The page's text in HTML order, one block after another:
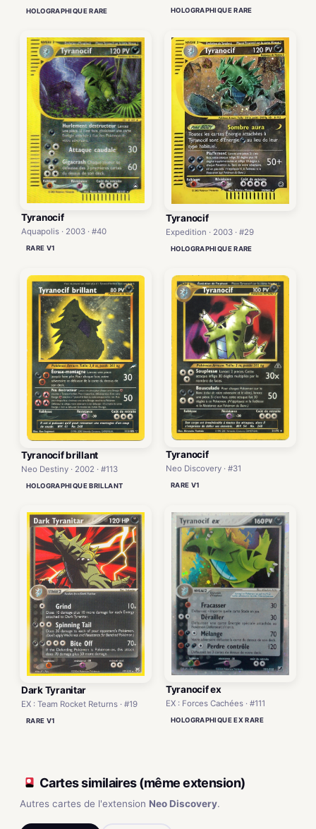
HOLOGRAPHIQUE RARE HOLOGRAPHIQUE RARE
Tyranocif
Aquapolis · 2003 · #40
RARE V1
Tyranocif
Expedition · 2003 · #29
HOLOGRAPHIQUE RARE
Tyranocif brillant
Neo Destiny · 2002 · #113
HOLOGRAPHIQUE BRILLANT
Tyranocif
Neo Discovery · #31
RARE V1
Dark Tyranitar
EX : Team Rocket Returns · #19
RARE V1
Tyranocif ex
EX : Forces Cachées · #111
HOLOGRAPHIQUE EX RARE
Cartes similaires (même extension)
Autres cartes de l'extension Neo Discovery.